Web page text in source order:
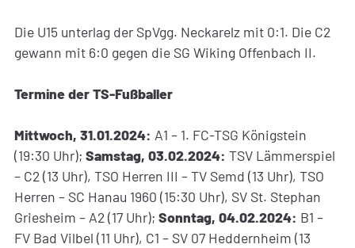
Die U15 unterlag der SpVgg. Neckarelz mit 0:1. Die C2
gewann mit 6:0 gegen die SG Wiking Offenbach II.
Termine der TS-Fußballer
Mittwoch, 31.01.2024: A1 – 1. FC-TSG Königstein
(19:30 Uhr); Samstag, 03.02.2024: TSV Lämmerspiel
– C2 (13 Uhr), TSO Herren III – TV Semd (13 Uhr), TSO
Herren – SC Hanau 1960 (15:30 Uhr), SV St. Stephan
Griesheim – A2 (17 Uhr); Sonntag, 04.02.2024: B1 –
FV Bad Vilbel (11 Uhr), C1 – SV 07 Heddernheim (13